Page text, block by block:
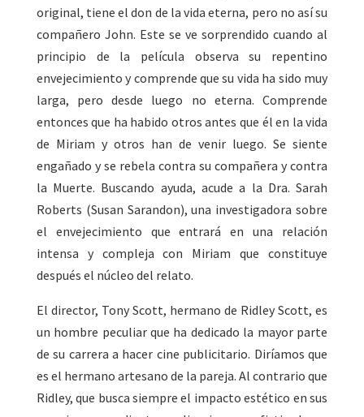
original, tiene el don de la vida eterna, pero no así su
compañero John. Este se ve sorprendido cuando al
principio de la película observa su repentino
envejecimiento y comprende que su vida ha sido muy
larga, pero desde luego no eterna. Comprende
entonces que ha habido otros antes que él en la vida
de Miriam y otros han de venir luego. Se siente
engañado y se rebela contra su compañera y contra
la Muerte. Buscando ayuda, acude a la Dra. Sarah
Roberts (Susan Sarandon), una investigadora sobre
el envejecimiento que entrará en una relación
intensa y compleja con Miriam que constituye
después el núcleo del relato.
El director, Tony Scott, hermano de Ridley Scott, es
un hombre peculiar que ha dedicado la mayor parte
de su carrera a hacer cine publicitario. Diríamos que
es el hermano artesano de la pareja. Al contrario que
Ridley, que busca siempre el impacto estético en sus